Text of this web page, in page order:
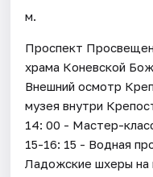
м.
Проспект
храма Коневской
Внешний осмотр
музея внутри
14: 00 - Мастер-
15-16: 15 - Водная
Ладожские шхеры